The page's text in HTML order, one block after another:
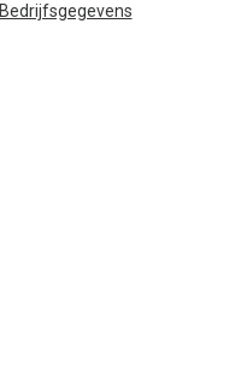
Bedrijfsgegevens